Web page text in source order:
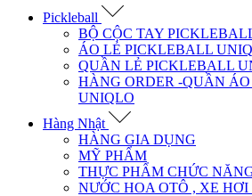
Pickleball
BỘ CỘC TAY
ÁO LẺ PICKLEBALL
QUẦN LẺ PICKLEBALL
HÀNG ORDER -QUẦN
UNIQLO
Hàng Nhật
HÀNG GIA DỤNG
MỸ PHẨM
THỰC PHẨM CHỨC
NƯỚC HOA OTÔ , XE